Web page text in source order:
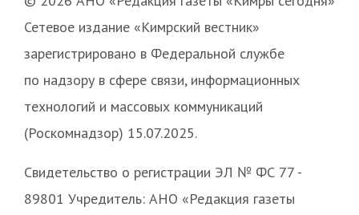
Сетевое издание «Кимрский вестник»
зарегистрировано в Федеральной службе
по надзору в сфере связи, информационных
технологий и массовых коммуникаций
(Роскомнадзор) 15.07.2025.
Свидетельство о регистрации ЭЛ № ФС 77 -
89801 Учредитель: АНО «Редакция газеты